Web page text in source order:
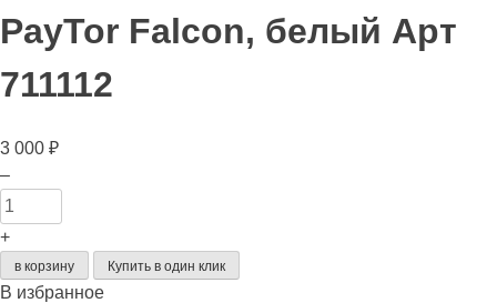
PayTor Falcon, белый Арт
711112
3 000 ₽
Количество
товара
Кронштейн
второго
монитора
–
+
в корзину Купить в один клик
В избранное